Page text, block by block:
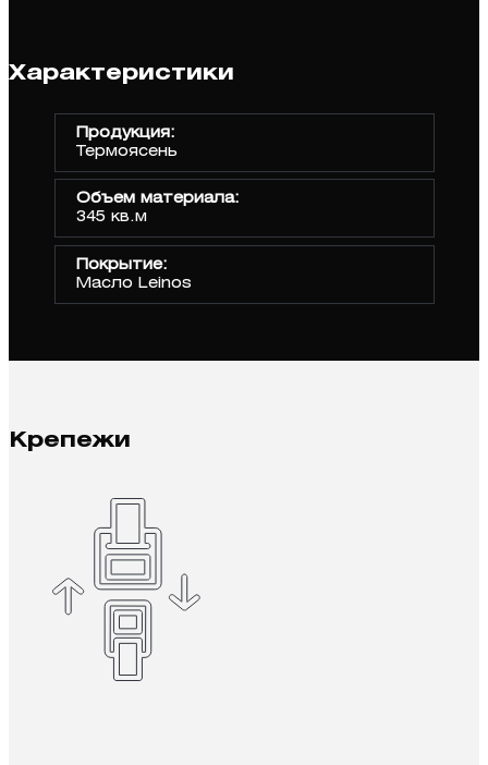
Характеристики
Продукция:
Термоясень
Объем материала:
345 кв.м
Покрытие:
Масло Leinos
Крепежи